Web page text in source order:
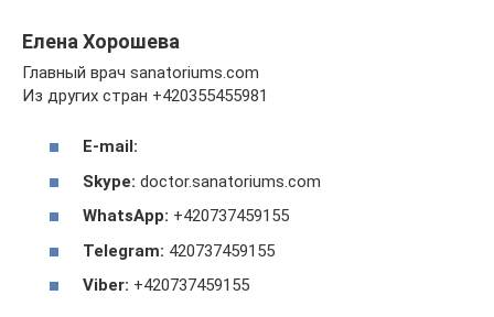
Елена Хорошева
Главный врач sanatoriums.com
Из других стран +420355455981
E-mail:
Skype: doctor.sanatoriums.com
WhatsApp: +420737459155
Telegram: 420737459155
Viber: +420737459155